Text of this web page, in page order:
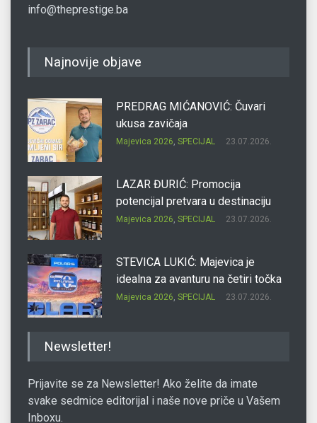
info@theprestige.ba
Najnovije objave
PREDRAG MIĆANOVIĆ: Čuvari
ukusa zavičaja
Majevica 2026, SPECIJAL 23.07.2026.
LAZAR ĐURIĆ: Promocija
potencijal pretvara u destinaciju
Majevica 2026, SPECIJAL 23.07.2026.
STEVICA LUKIĆ: Majevica je
idealna za avanturu na četiri točka
Majevica 2026, SPECIJAL 23.07.2026.
Newsletter!
Prijavite se za Newsletter! Ako želite da imate
svake sedmice editorijal i naše nove priče u Vašem
Inboxu.